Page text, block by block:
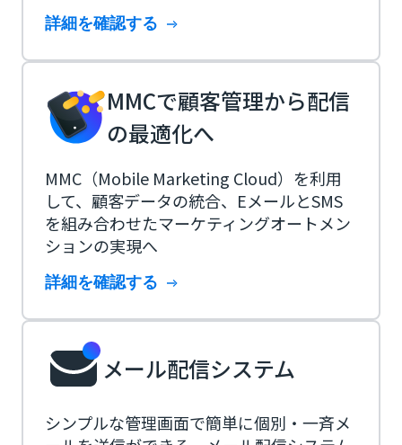
詳細を確認する
MMCで顧客管理から配信
の最適化へ
MMC（Mobile Marketing Cloud）を利用
して、顧客データの統合、EメールとSMS
を組み合わせたマーケティングオートメン
ションの実現へ
詳細を確認する
メール配信システム
シンプルな管理画面で簡単に個別・一斉メ